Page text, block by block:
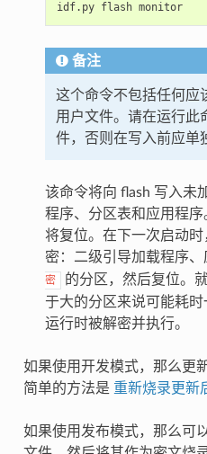
idf.py flash monitor
备注
这个命令不包括任何应
用户文件。请在运行此
件，否则在写入前应单
该命令将向 flash 写入未
程序、分区表和应用程
将复位。在下一次启动
密：二级引导加载程序
密
的分区，然后复位。
于大的分区来说可能耗
运行时被解密并执行。
如果使用开发模式，那么更
简单的方法是 重新烧录更新
如果使用发布模式，那么可